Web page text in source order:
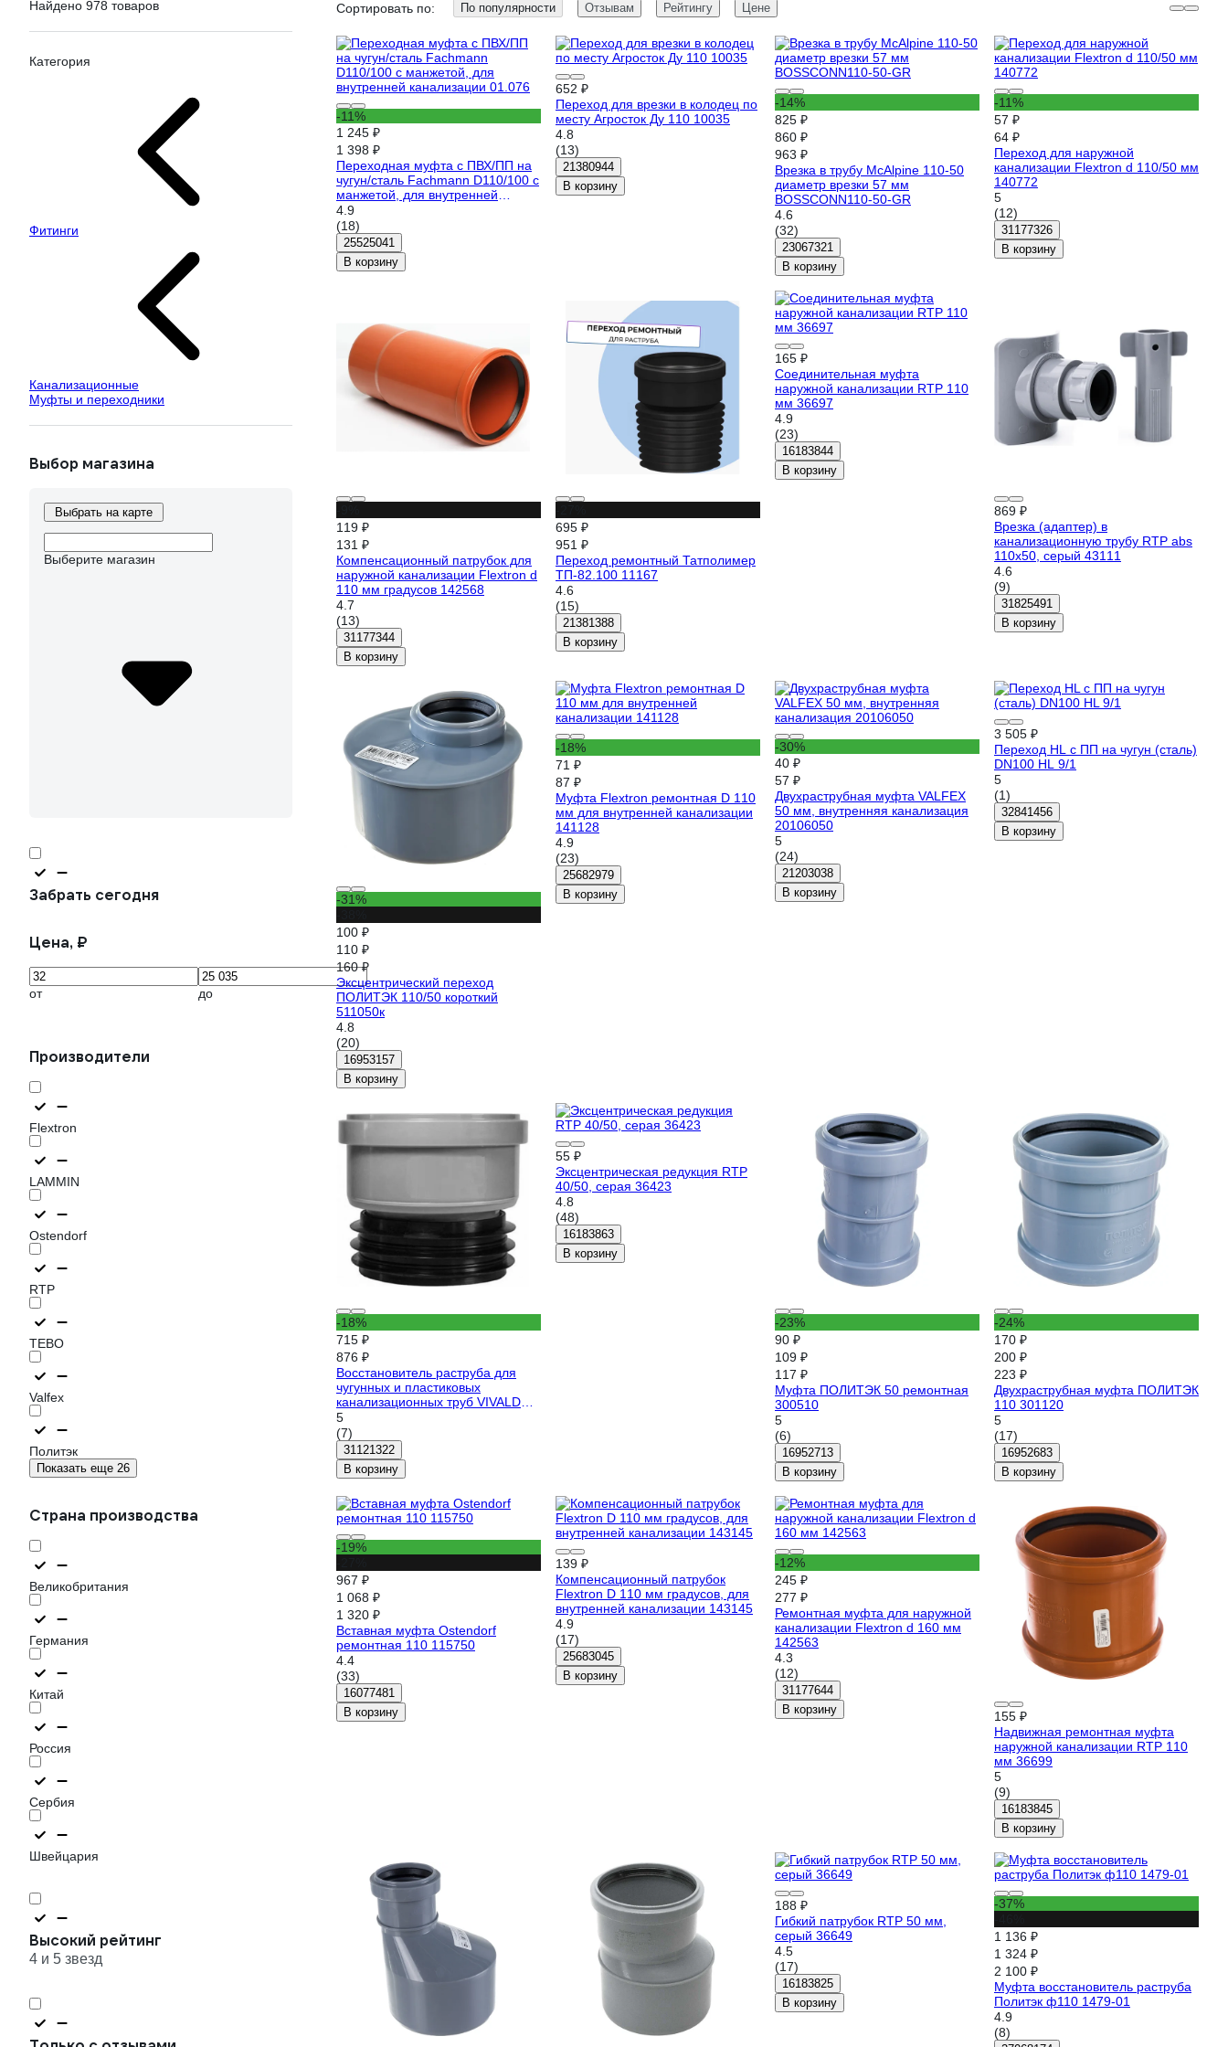
Найдено 978 товаров
Категория
Фитинги
Канализационные
Муфты и переходники
Выбор магазина
Выбрать на карте
Выберите магазин
Забрать сегодня
Цена, ₽
от до
Производители
Flextron
LAMMIN
Ostendorf
RTP
TEBO
Valfex
Политэк
Показать еще 26
Страна производства
Великобритания
Германия
Китай
Россия
Сербия
Швейцария
Высокий рейтинг
4 и 5 звезд
Сортировать по: По популярности Отзывам Рейтингу Цене
-11%
1 245 ₽
1 398 ₽
Переходная муфта с ПВХ/ПП на
чугун/сталь Fachmann D110/100 с
манжетой, для внутренней
канализации 01.076
4.9
(18)
25525041
В корзину
652 ₽
Переход для врезки в колодец по
месту Агросток Ду 110 10035
4.8
(13)
21380944
В корзину
-14%
825 ₽
860 ₽
963 ₽
Врезка в трубу McAlpine 110-50
диаметр врезки 57 мм
BOSSCONN110-50-GR
4.6
(32)
23067321
В корзину
-11%
57 ₽
64 ₽
Переход для наружной
канализации Flextron d 110/50 мм
140772
5
(12)
31177326
В корзину
119 ₽
131 ₽
Компенсационный патрубок для
наружной канализации Flextron d
110 мм градусов 142568
4.7
(13)
31177344
В корзину
695 ₽
951 ₽
Переход ремонтный Татполимер
ТП-82.100 11167
4.6
(15)
21381388
В корзину
165 ₽
Соединительная муфта
наружной канализации RTP 110
мм 36697
4.9
(23)
16183844
В корзину
869 ₽
Врезка (адаптер) в
канализационную трубу RTP abs
110x50, серый 43111
4.6
(9)
31825491
В корзину
-31%
100 ₽
110 ₽
160 ₽
Эксцентрический переход
ПОЛИТЭК 110/50 короткий
511050к
4.8
(20)
16953157
В корзину
-18%
71 ₽
87 ₽
Муфта Flextron ремонтная D 110
мм для внутренней канализации
141128
4.9
(23)
25682979
В корзину
-30%
40 ₽
57 ₽
Двухраструбная муфта VALFEX
50 мм, внутренняя канализация
20106050
5
(24)
21203038
В корзину
3 505 ₽
Переход HL c ПП на чугун (сталь)
DN100 HL 9/1
5
(1)
32841456
В корзину
-18%
715 ₽
876 ₽
Восстановитель раструба для
чугунных и пластиковых
канализационных труб VIVALDO
d110мм ШГ772765
5
(7)
31121322
В корзину
55 ₽
Эксцентрическая редукция RTP
40/50, серая 36423
4.8
(48)
16183863
В корзину
-23%
90 ₽
109 ₽
117 ₽
Муфта ПОЛИТЭК 50 ремонтная
300510
5
(6)
16952713
В корзину
-24%
170 ₽
200 ₽
223 ₽
Двухраструбная муфта ПОЛИТЭК
110 301120
5
(17)
16952683
В корзину
-19%
967 ₽
1 068 ₽
1 320 ₽
Вставная муфта Ostendorf
ремонтная 110 115750
4.4
(33)
16077481
В корзину
139 ₽
Компенсационный патрубок
Flextron D 110 мм градусов, для
внутренней канализации 143145
4.9
(17)
25683045
В корзину
-12%
245 ₽
277 ₽
Ремонтная муфта для наружной
канализации Flextron d 160 мм
142563
4.3
(12)
31177644
В корзину
155 ₽
Надвижная ремонтная муфта
наружной канализации RTP 110
мм 36699
5
(9)
16183845
В корзину
188 ₽
Гибкий патрубок RTP 50 мм,
серый 36649
4.5
(17)
16183825
В корзину
-37%
1 136 ₽
1 324 ₽
2 100 ₽
Муфта восстановитель раструба
Политэк ф110 1479-01
4.9
(8)